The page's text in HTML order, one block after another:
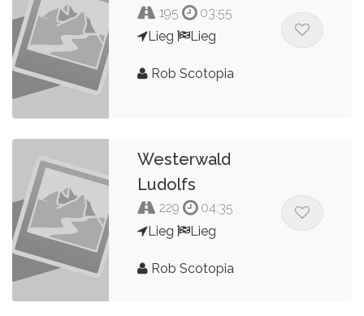
195
03:55
Lieg
Lieg
Rob Scotopia
Westerwald
Ludolfs
229
04:35
Lieg
Lieg
Rob Scotopia